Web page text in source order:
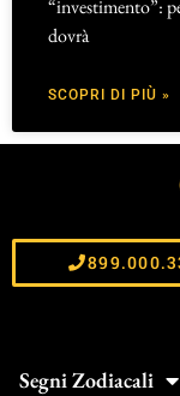
“investimento”:
dovrà
SCOPRI DI PIÙ »
Segni Zodiacali